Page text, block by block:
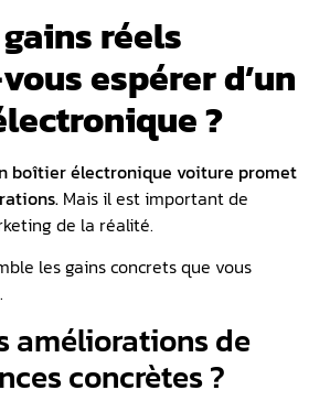
réels
espérer d’un
?
boîtier électronique voiture promet
Mais il est important de
de la réalité.
les gains concrets que vous
améliorations de
concrètes ?